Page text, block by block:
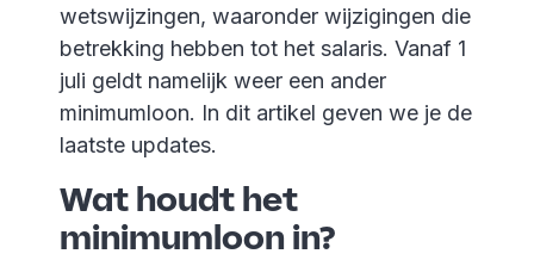
wetswijzingen, waaronder wijzigingen die
betrekking hebben tot het salaris. Vanaf 1
juli geldt namelijk weer een ander
minimumloon. In dit artikel geven we je de
laatste updates.
Wat houdt het
minimumloon in?